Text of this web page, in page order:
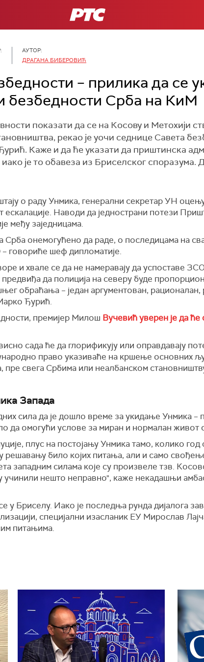
РТС
АУТОР:
ДРАГАНА БИБЕРОВИЋ
– прилика да се
безбедности Срба на КиМ
показати да се на Косову и Метохији
рекао је уочи седнице Савета
Каже и да ће указати да приштинска
је то обавеза из Бриселског
о раду Унмика, генерални секретар УН
ескалације. Наводи да једнострани потези
међу заједницама.
Срба онемогућено да раде, о последицама на
говориће шеф дипломатије.
и хвале се да не намеравају да успоставе
да полиција на северу буде
обраћања – један аргументован, рационалан,
Ђурић.
премијер Милош Вучевић уверен је да ће
сада ће да глорификују или оправдавају
право указиваће на кршење основних
пре свега Србима или неалбанском
Запада
сила да је дошло време за укидање Унмика –
да омогући услове за миран и нормалан живот
плус на постојању Унмика тамо, колико
било којих питања, али и само
западним силама које су произвеле тзв.
учинили нешто неправно", каже некадашњи
Бриселу. Иако је последња рунда дијалога
специјални изасланик ЕУ Мирослав
питањима.